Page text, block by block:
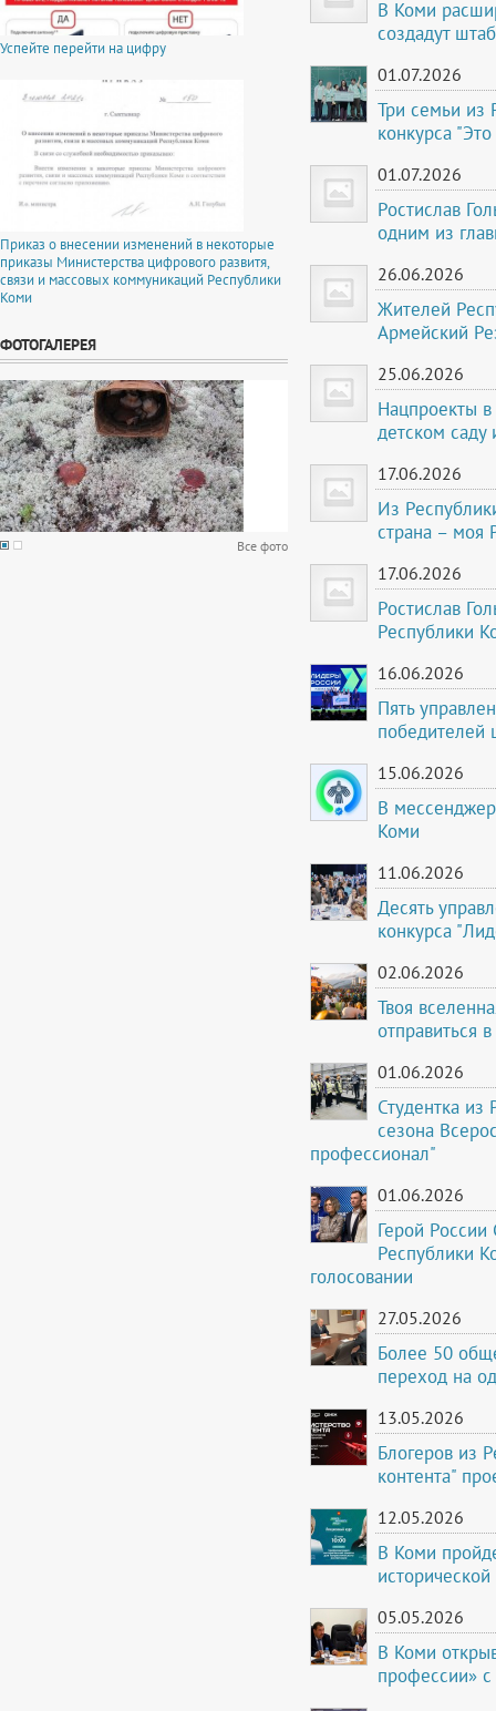
Успейте перейти на цифру
Приказ о внесении изменений в некоторые
приказы Министерства цифрового развитя,
связи и массовых коммуникаций Республики
Коми
ФОТОГАЛЕРЕЯ
Все фото
В Коми
создадут
01.07.2026
Три семьи из
конкурса
01.07.2026
Ростислав
одним из
26.06.2026
Жителей
Армейский
25.06.2026
Нацпроекты
детском
17.06.2026
Из
страна – моя
17.06.2026
Ростислав
Республики
16.06.2026
Пять
победителей
15.06.2026
В
Коми
11.06.2026
Десять
конкурса
02.06.2026
Твоя
отправиться
01.06.2026
Студентка
сезона
профессионал"
01.06.2026
Герой России
Республики
голосовании
27.05.2026
Более 50
переход на
13.05.2026
Блогеров из
контента"
12.05.2026
В Коми
05.05.2026
В Коми
профессии»